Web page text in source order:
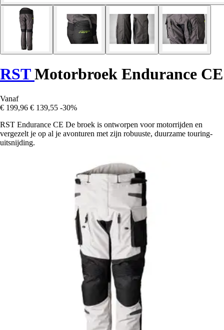
RSTMotorbroek Endurance CE
Vanaf
€ 199,96 € 139,55 -30%
RST Endurance CE De broek is ontworpen voor motorrijden en
vergezelt je op al je avonturen met zijn robuuste, duurzame touring-
uitsnijding.